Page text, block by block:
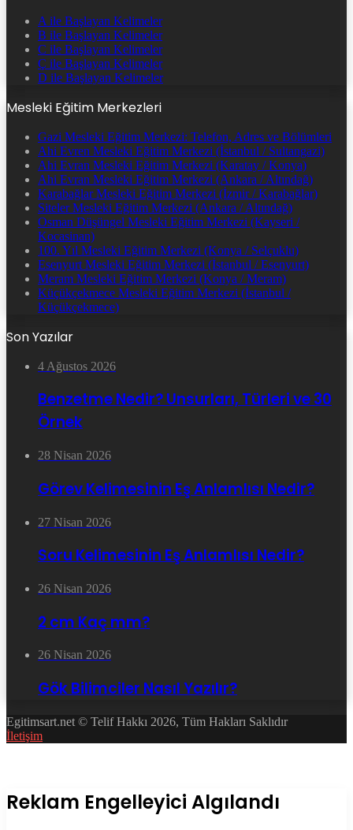
A ile Başlayan Kelimeler
B ile Başlayan Kelimeler
C ile Başlayan Kelimeler
Ç ile Başlayan Kelimeler
D ile Başlayan Kelimeler
Mesleki Eğitim Merkezleri
Gazi Mesleki Eğitim Merkezi: Telefon, Adres ve Bölümleri
Ahi Evren Mesleki Eğitim Merkezi (İstanbul / Sultangazi)
Ahi Evran Mesleki Eğitim Merkezi (Karatay / Konya)
Ahi Evran Mesleki Eğitim Merkezi (Ankara / Altındağ)
Karabağlar Mesleki Eğitim Merkezi (İzmir / Karabağlar)
Siteler Mesleki Eğitim Merkezi (Ankara / Altındağ)
Osman Düşüngel Mesleki Eğitim Merkezi (Kayseri /
Kocasinan)
100. Yıl Mesleki Eğitim Merkezi (Konya / Selçuklu)
Esenyurt Mesleki Eğitim Merkezi (İstanbul / Esenyurt)
Meram Mesleki Eğitim Merkezi (Konya / Meram)
Küçükçekmece Mesleki Eğitim Merkezi (İstanbul /
Küçükçekmece)
Son Yazılar
4 Ağustos 2026
Benzetme Nedir? Unsurları, Türleri ve 30
Örnek
28 Nisan 2026
Görev Kelimesinin Eş Anlamlısı Nedir?
27 Nisan 2026
Soru Kelimesinin Eş Anlamlısı Nedir?
26 Nisan 2026
2 cm Kaç mm?
26 Nisan 2026
Gök Bilimciler Nasıl Yazılır?
Egitimsart.net © Telif Hakkı 2026, Tüm Hakları Saklıdır
İletişim
Kapalı
Reklam Engelleyici Algılandı